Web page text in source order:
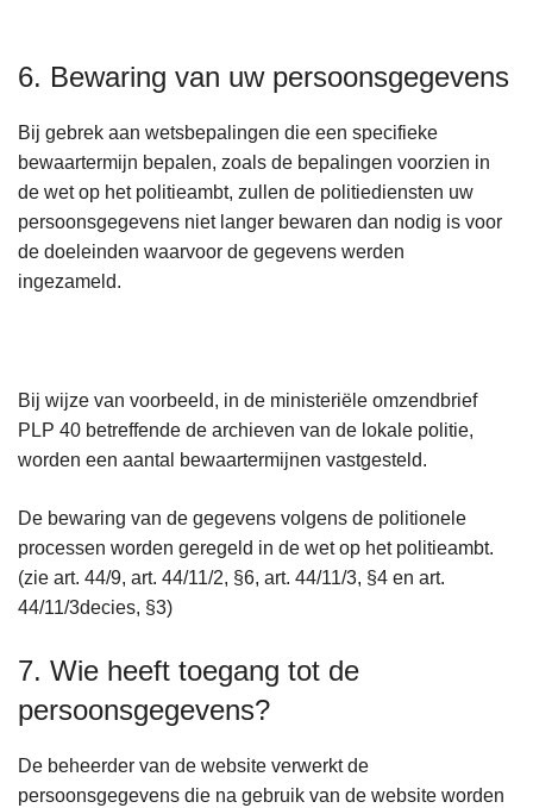
6. Bewaring van uw persoonsgegevens
Bij gebrek aan wetsbepalingen die een specifieke
bewaartermijn bepalen, zoals de bepalingen voorzien in
de wet op het politieambt, zullen de politiediensten uw
persoonsgegevens niet langer bewaren dan nodig is voor
de doeleinden waarvoor de gegevens werden
ingezameld.
Bij wijze van voorbeeld, in de ministeriële omzendbrief
PLP 40 betreffende de archieven van de lokale politie,
worden een aantal bewaartermijnen vastgesteld.
De bewaring van de gegevens volgens de politionele
processen worden geregeld in de wet op het politieambt.
(zie art. 44/9, art. 44/11/2, §6, art. 44/11/3, §4 en art.
44/11/3decies, §3)
7. Wie heeft toegang tot de
persoonsgegevens?
De beheerder van de website verwerkt de
persoonsgegevens die na gebruik van de website worden